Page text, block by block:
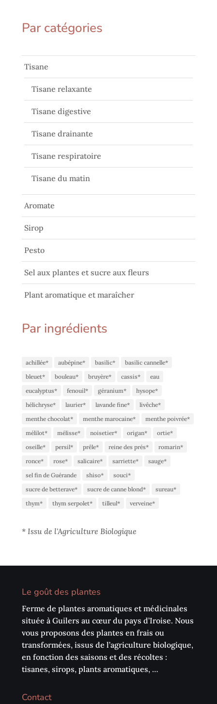
Par catégories
Tisane
Tisane relaxante
Tisane digestive
Tisane drainante
Tisane respiratoire
Tisane du matin
Aromate
Sirop
Pesto
Sel aux plantes et sucre aux fleurs
Plant aromatique et maraîcher
Par ingrédients
achillée* aubépine* basilic*
basilic cannelle*
bleuet*
bouleau* bruyère* cassis*
eau
eucalyptus*
fenouil* géranium*
hysope*
hélichryse*
laurier* lavande fine*
livêche*
menthe chocolat*
menthe marocaine*
menthe poivrée*
mélilot*
mélisse* noisetier* origan*
ortie*
oseille*
persil* prêle* reine des prés*
romarin*
ronce*
rose* salicaire* sarriette*
sauge*
sel fin de Guérande
shiso*
souci*
sucre de betterave*
sucre de canne blond*
sureau*
thym*
thym serpolet* tilleul* verveine*
* Issu de l'Agriculture Biologique
Le goût des plantes
Ferme de plantes aromatiques et médicinales
située à Guilers au cœur du pays d’Iroise. Nous
vous proposons des plantes en frais ou
transformées, issus de l’agriculture biologique,
en fonction des saisons et des récoltes :
tisanes, sirops, plants aromatiques, …
Contact